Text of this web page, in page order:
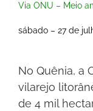
Via ONU – Meio
sábado – 27 de
No Quênia, a
vilarejo
de 4 mil